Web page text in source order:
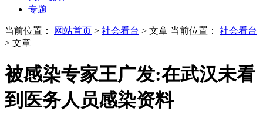
专题
当前位置： 网站首页 > 社会看台 > 文章 当前位置： 社会看台
> 文章
被感染专家王广发:在武汉未看
到医务人员感染资料